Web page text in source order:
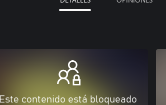
Este contenido está bloqueado